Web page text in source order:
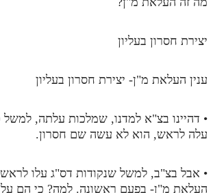
יצירת חסרון בעליון
ענין העלאת מ"ן- יצירת חסרון בעליון
• דהיינו בצ"א למדנו, שמלכות עלתה, למשל
עלה לראש, הוא לא עשה שם חסרון.
• אבל בצ"ב, למשל שנקודות דס"ג עלו
העלאת מ"ן- בפעם ראשונה. למה? כי הם